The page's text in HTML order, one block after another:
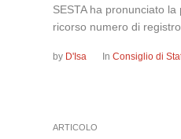
SESTA ha pronunciato la
ricorso numero di
by D'Isa InConsiglio di
ARTICOLO